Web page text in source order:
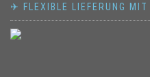
✈ FLEXIBLE LIEFERUNG MIT